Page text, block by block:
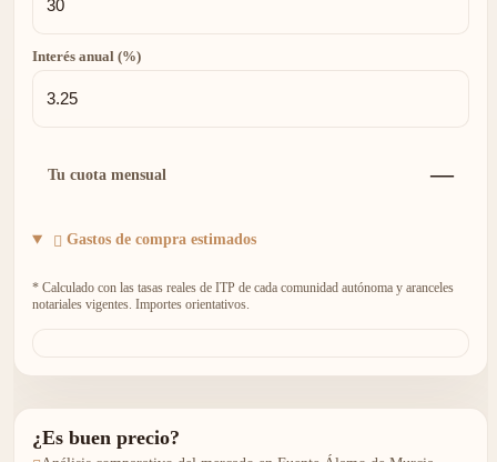
Interés anual (%)
Tu cuota mensual —
Gastos de compra estimados
* Calculado con las tasas reales de ITP de cada comunidad autónoma y aranceles
notariales vigentes. Importes orientativos.
¿Es buen precio?